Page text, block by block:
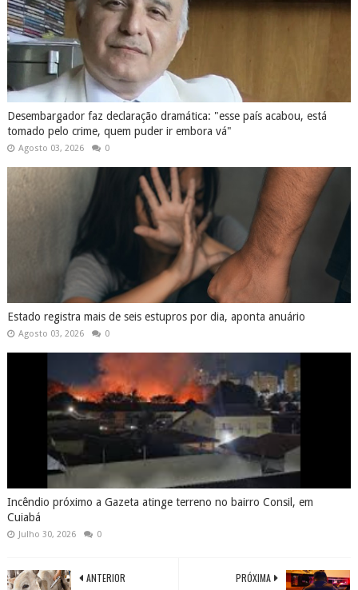
Desembargador faz declaração dramática: "esse país acabou, está
tomado pelo crime, quem puder ir embora vá"
Agosto 03, 2026 0
Estado registra mais de seis estupros por dia, aponta anuário
Agosto 03, 2026 0
Incêndio próximo a Gazeta atinge terreno no bairro Consil, em
Cuiabá
Julho 30, 2026 0
PRÓXIMA
ANTERIOR